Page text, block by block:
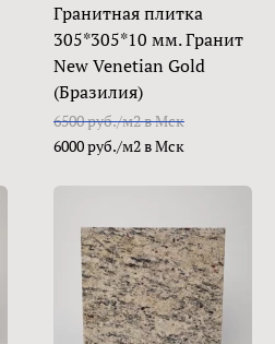
Гранитная плитка
305*305*10 мм. Гранит
New Venetian Gold
(Бразилия)
6500 руб./м2 в Мск
6000 руб./м2 в Мск